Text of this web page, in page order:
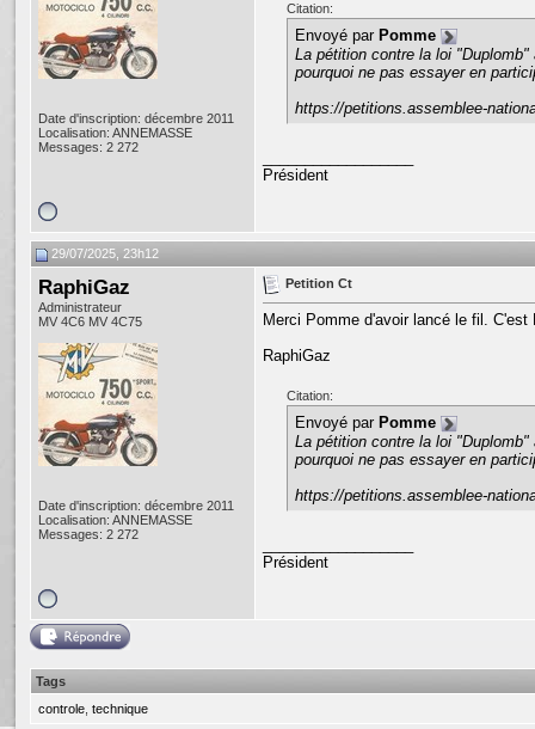
Date d'inscription: décembre 2011
Localisation: ANNEMASSE
Messages: 2 272
Citation:
Envoyé par Pomme
La pétition contre la loi "Duplomb"
pourquoi ne pas essayer en
https://petitions.assemblee-
Président
29/07/2025, 23h12
RaphiGaz
Administrateur
MV 4C6 MV 4C75
Date d'inscription: décembre 2011
Localisation: ANNEMASSE
Messages: 2 272
Petition Ct
Merci Pomme d'avoir lancé le fil. C'est
RaphiGaz
Citation:
Envoyé par Pomme
La pétition contre la loi "Duplomb"
pourquoi ne pas essayer en
https://petitions.assemblee-
Président
Tags
controle technique